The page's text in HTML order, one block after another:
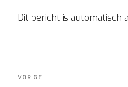
Dit bericht is automatisch
navigatie
Vorig
VORIGE